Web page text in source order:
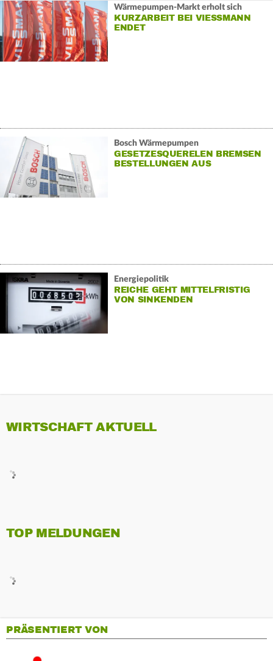
Wärmepumpen-Markt erholt sich
KURZARBEIT BEI VIESSMANN
ENDET
Bosch Wärmepumpen
GESETZESQUERELEN BREMSEN
BESTELLUNGEN AUS
Energiepolitik
REICHE GEHT MITTELFRISTIG
VON SINKENDEN
WIRTSCHAFT AKTUELL
TOP MELDUNGEN
PRÄSENTIERT VON